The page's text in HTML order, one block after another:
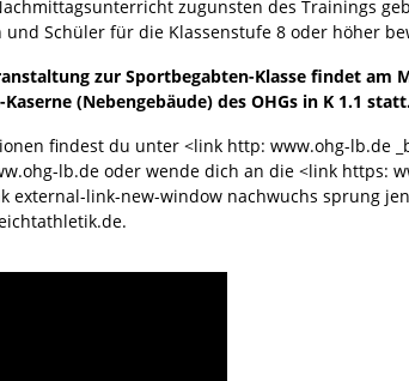
zugunsten des Trainings
und Schüler für die Klassenstufe 8 oder höher
zur Sportbegabten-Klasse findet am
(Nebengebäude) des OHGs in K 1.1
findest du unter <link http: www.ohg-lb.de
lb.de oder wende dich an die <link https:
external-link-new-window nachwuchs sprung